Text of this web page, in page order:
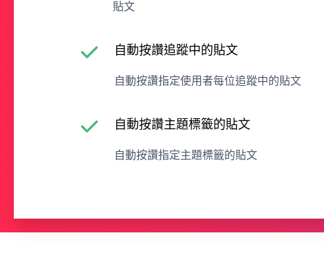
貼文
自動按讚追蹤中的貼文
自動按讚指定使用者每位追蹤中的貼文
自動按讚主題標籤的貼文
自動按讚指定主題標籤的貼文